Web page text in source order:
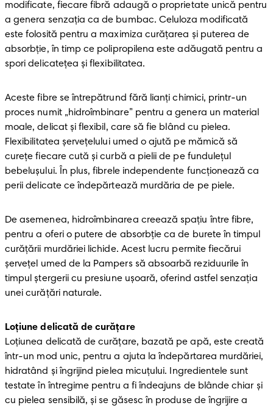
modificate, fiecare fibră adaugă o proprietate unică pentru
a genera senzația ca de bumbac. Celuloza modificată
este folosită pentru a maximiza curățarea și puterea de
absorbție, în timp ce polipropilena este adăugată pentru a
spori delicatețea și flexibilitatea.
Aceste fibre se întrepătrund fără lianți chimici, printr-un
proces numit „hidroîmbinare” pentru a genera un material
moale, delicat și flexibil, care să fie blând cu pielea.
Flexibilitatea șervețelului umed o ajută pe mămică să
curețe fiecare cută și curbă a pielii de pe fundulețul
bebelușului. În plus, fibrele independente funcționează ca
perii delicate ce îndepărtează murdăria de pe piele.
De asemenea, hidroîmbinarea creează spațiu între fibre,
pentru a oferi o putere de absorbție ca de burete în timpul
curățării murdăriei lichide. Acest lucru permite fiecărui
șervețel umed de la Pampers să absoarbă reziduurile în
timpul ștergerii cu presiune ușoară, oferind astfel senzația
unei curățări naturale.
Loțiune delicată de curățare
Loțiunea delicată de curățare, bazată pe apă, este creată
într-un mod unic, pentru a ajuta la îndepărtarea murdăriei,
hidratând și îngrijind pielea micuțului. Ingredientele sunt
testate în întregime pentru a fi îndeajuns de blânde chiar și
cu pielea sensibilă, și se găsesc în produse de îngrijire a